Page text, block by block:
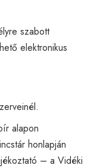
szabott
elektronikus
alapon
honlapján
– a Vidéki